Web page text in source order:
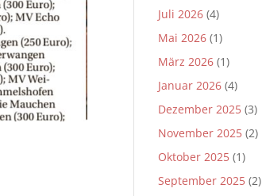
Juli 2026 (4)
Mai 2026 (1)
März 2026 (1)
Januar 2026 (4)
Dezember 2025 (3)
November 2025 (2)
Oktober 2025 (1)
September 2025 (2)